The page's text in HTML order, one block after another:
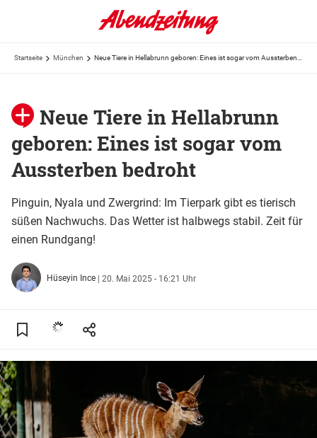
Startseite München
Neue Tiere in Hellabrunn
geboren: Eines ist sogar vom
Aussterben bedroht
Pinguin, Nyala und Zwergrind: Im Tierpark gibt es tierisch
süßen Nachwuchs. Das Wetter ist halbwegs stabil. Zeit für
einen Rundgang!
Hüseyin Ince | 20. Mai 2025 - 16:21 Uhr